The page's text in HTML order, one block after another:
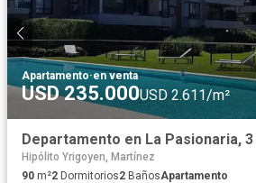
Apartamento·en venta
USD 235.000USD 2.611/m²
Hipólito Yrigoyen, Martínez
90 m²2 Dormitorios2 BañosApartamento